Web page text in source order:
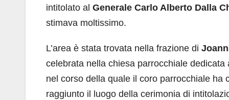
intitolato al Generale Carlo Alberto Dalla
stimava moltissimo.
L’area è stata trovata nella frazione di
celebrata nella chiesa parrocchiale
nel corso della quale il coro parrocchiale ha
raggiunto il luogo della cerimonia di